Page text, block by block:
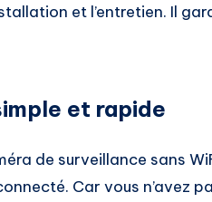
et l’entretien. Il
et rapide
de surveillance sans
Car vous n’avez